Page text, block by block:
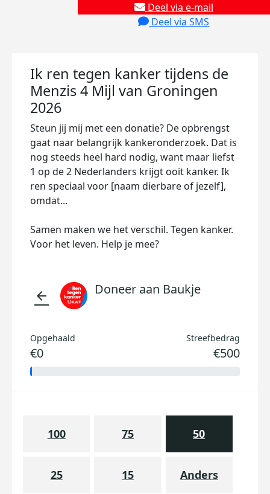
Deel via e-mail
Deel via SMS
Ik ren tegen kanker tijdens de
Menzis 4 Mijl van Groningen
2026
Steun jij mij met een donatie? De opbrengst
gaat naar belangrijk kankeronderzoek. Dat is
nog steeds heel hard nodig, want maar liefst
1 op de 2 Nederlanders krijgt ooit kanker. Ik
ren speciaal voor [naam dierbare of jezelf],
omdat...
Samen maken we het verschil. Tegen kanker.
Voor het leven. Help je mee?
arrow_back Doneer aan Baukje
Opgehaald
€0
Streefbedrag
€500
100 75 50
25 15 Anders